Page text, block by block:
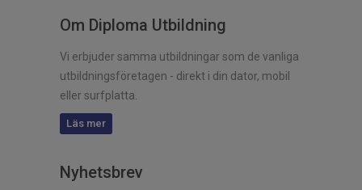
Om Diploma Utbildning
Vi erbjuder samma utbildningar som de vanliga
utbildningsföretagen - direkt i din dator, mobil
eller surfplatta.
Läs mer
Nyhetsbrev